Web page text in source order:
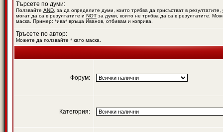
Търсете по думи:
Ползвайте AND , за да определите думи, които трябва да присъстват в резултатите,
могат да са в резултатите и NOT за думи, които не трябва да са в резултатите.
маска. Пример: *ива* връща Иванов, отбивам и коприва.
Тръсете по автор:
Можете да ползвайте * като маска.
Форум:
Категория: